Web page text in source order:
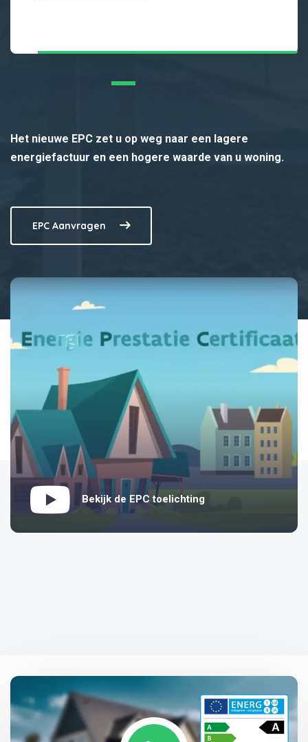
Het nieuwe EPC zet u op weg naar een lagere
energiefactuur en een hogere waarde van u woning.
EPC Aanvragen
Bekijk de EPC toelichting